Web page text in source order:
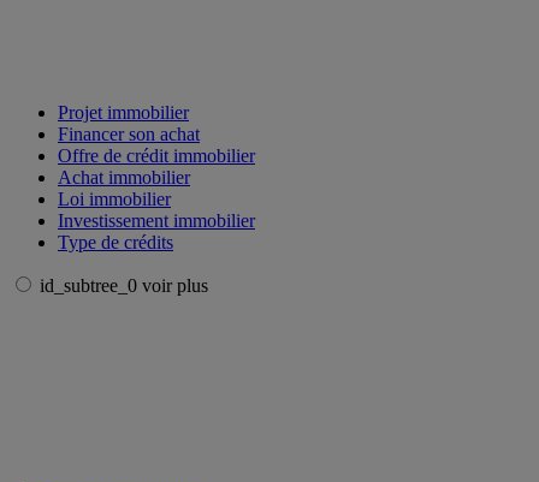
Projet immobilier
Financer son achat
Offre de crédit immobilier
Achat immobilier
Loi immobilier
Investissement immobilier
Type de crédits
id_subtree_0 voir plus